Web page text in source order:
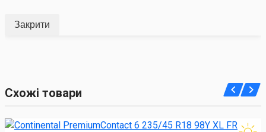
Закрити
Схожі товари